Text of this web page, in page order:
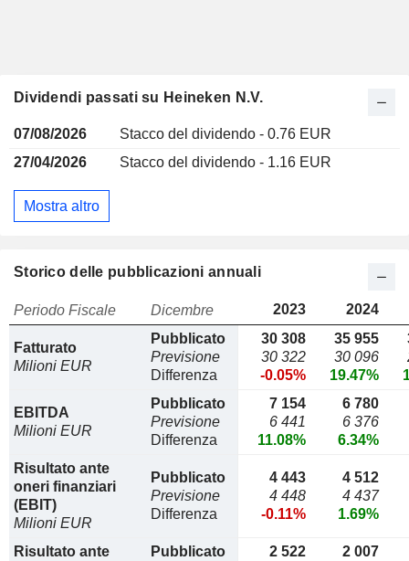
Dividendi passati su Heineken N.V.
07/08/2026
Stacco del dividendo - 0.76 EUR
27/04/2026
Stacco del dividendo - 1.16 EUR
Mostra altro
Storico delle pubblicazioni annuali
Periodo Fiscale Dicembre 2023 2024
Fatturato
Milioni EUR
Pubblicato
Previsione
Differenza
30 308
30 322
-0.05%
35 955
30 096
19.47%
EBITDA
Milioni EUR
Pubblicato
Previsione
Differenza
7 154
6 441
11.08%
6 780
6 376
6.34%
Risultato ante
oneri finanziari
(EBIT)
Milioni EUR
Pubblicato
Previsione
Differenza
4 443
4 448
-0.11%
4 512
4 437
1.69%
Risultato ante
Pubblicato
2 522
2 007